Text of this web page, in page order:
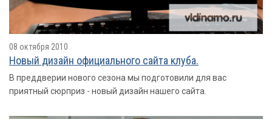
08 октября 2010
Новый дизайн официального сайта клуба.
В преддверии нового сезона мы подготовили для вас
приятный сюрприз - новый дизайн нашего сайта.